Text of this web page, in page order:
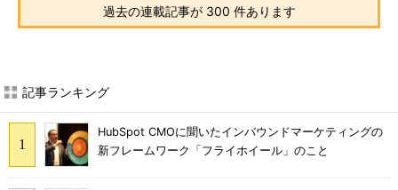
過去の連載記事が 300 件あります
記事ランキング
HubSpot CMOに聞いたインバウンドマーケティングの
新フレームワーク「フライホイール」のこと